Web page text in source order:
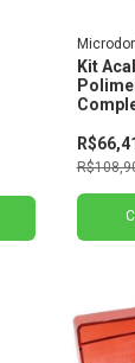
Kit
R$66,41